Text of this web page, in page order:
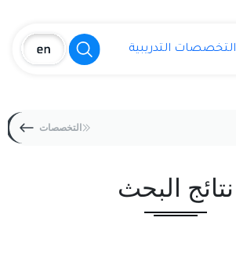
التخصصات التدريبية
التخصصات
نتائج البحث